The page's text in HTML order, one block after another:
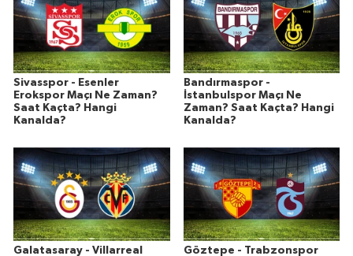
Sivasspor - Esenler
Erokspor Maçı Ne Zaman?
Saat Kaçta? Hangi
Kanalda?
Bandırmaspor -
İstanbulspor Maçı Ne
Zaman? Saat Kaçta? Hangi
Kanalda?
Galatasaray - Villarreal Göztepe - Trabzonspor